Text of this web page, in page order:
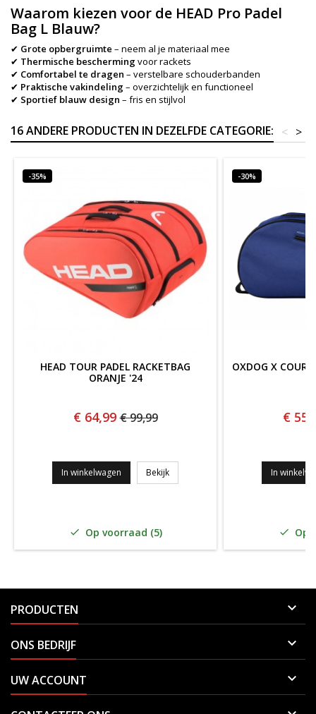
Waarom kiezen voor de HEAD Pro Padel
Bag L Blauw?
✔ Grote opbergruimte – neem al je materiaal mee
✔ Thermische beschermingvoor rackets
✔ Comfortabel te dragen – verstelbare schouderbanden
✔ Praktische vakindeling– overzichtelijk en functioneel
✔ Sportief blauw design – fris en stijlvol
16 ANDERE PRODUCTEN IN DEZELFDE CATEGORIE: >
<
-35%
HEAD TOUR PADEL RACKETBAG
ORANJE '24
€ 64,99 € 99,99
In winkelwagen BekijkHead Tour Padel Racketbag ORANJE
 Op voorraad (5)
-30%
OXDOG X
€
In
 Op
PRODUCTEN 
ONS BEDRIJF 
UW ACCOUNT 